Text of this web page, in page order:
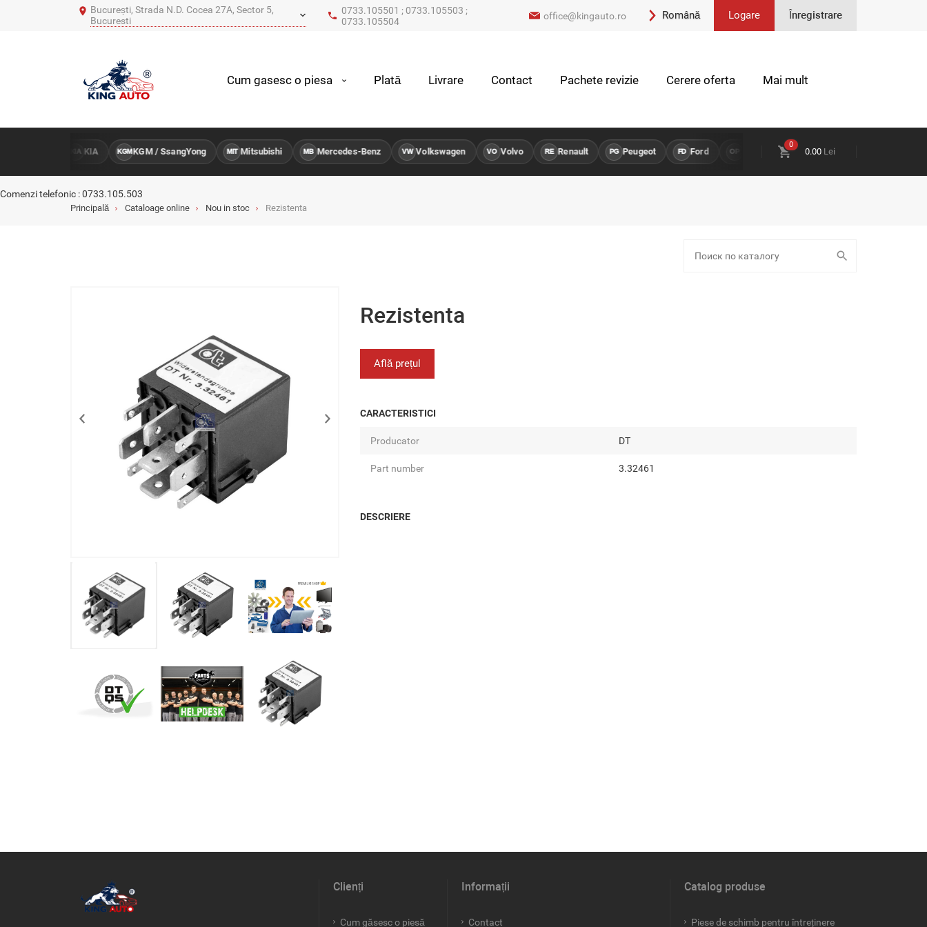
București, Strada N.D. Cocea 27A, Sector 5,
Bucuresti
0733.105501 ; 0733.105503 ;
0733.105504
office@kingauto.ro Română Logare Înregistrare
Cum gasesc o piesa Plată Livrare Contact Pachete revizie Cerere oferta Mai mult
KIA KGMKGM / SsangYong MIT Mitsubishi Mercedes-Benz VW Volkswagen VO Volvo Renault Peugeot Ford Opel LR Land Rover
0
0.00 Lei
Comenzi telefonic : 0733.105.503
Principală Cataloage online Nou in stoc Rezistenta
Rezistenta
Află prețul
CARACTERISTICI
Producator DT
Part number 3.32461
DESCRIERE
Clienți
Cum găsesc o piesă
Informații
Contact
Catalog produse
Piese de schimb pentru întreținere